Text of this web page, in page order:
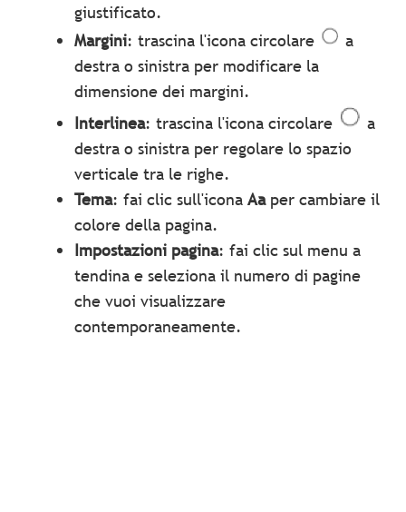
giustificato.
Margini: trascina l'icona circolare
a
destra o sinistra per modificare la
dimensione dei margini.
Interlinea: trascina l'icona circolare
a
destra o sinistra per regolare lo spazio
verticale tra le righe.
Tema: fai clic sull'iconaAa per cambiare il
colore della pagina.
Impostazioni pagina: fai clic sul menu a
tendina e seleziona il numero di pagine
che vuoi visualizzare
contemporaneamente.